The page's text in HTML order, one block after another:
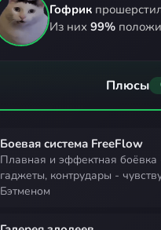
Гофрик
Из них 99%
Плюсы
Боевая система FreeFlow
плавная и эффектная боёвка - счётчики комбо,
гаджеты, контрудары -
Бэтменом